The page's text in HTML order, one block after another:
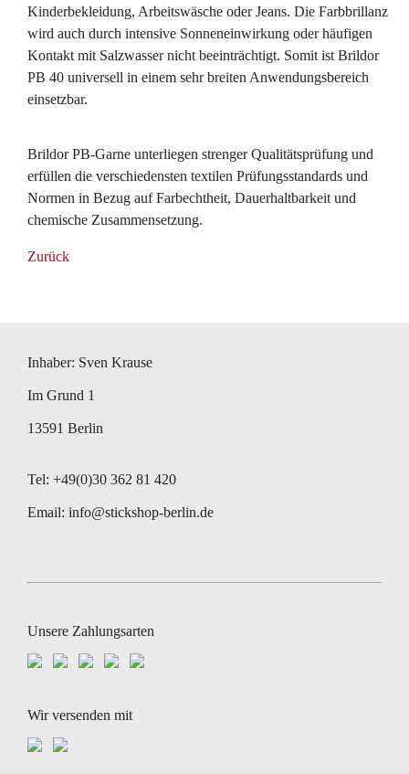
Kinderbekleidung, Arbeitswäsche oder Jeans. Die Farbbrillanz
wird auch durch intensive Sonneneinwirkung oder häufigen
Kontakt mit Salzwasser nicht beeinträchtigt. Somit ist Brildor
PB 40 universell in einem sehr breiten Anwendungsbereich
einsetzbar.
Brildor PB-Garne unterliegen strenger Qualitätsprüfung und
erfüllen die verschiedensten textilen Prüfungsstandards und
Normen in Bezug auf Farbechtheit, Dauerhaltbarkeit und
chemische Zusammensetzung.
Zurück
Inhaber: Sven Krause
Im Grund 1
13591 Berlin
Tel: +49(0)30 362 81 420
Email: info@stickshop-berlin.de
Unsere Zahlungsarten
Wir versenden mit